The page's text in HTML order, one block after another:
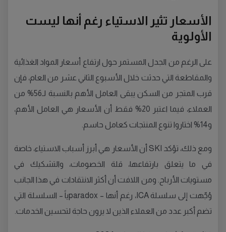
الأسعار تثير الاستياء رغم أنها ليست
الأولوية
على الرغم من الجدل المستمر حول ارتفاع أسعار المواد الغذائية
والمقاطعة التي حدثت خلال الأسبوع الثاني عشر من العام، فإن
قرب المتجر من السكن يبقى العامل الأهم بالنسبة لـ56% من
العملاء، فيما اعتبر 20% فقط أن الأسعار هي العامل الأهم،
و14% اختاروا تنوع المنتجات كعامل حاسم.
ومع ذلك، تؤكد SKI أن الأسعار هي أبرز أسباب الاستياء، خاصة
في ما يتعلق بارتفاعها، قلة الخصومات، والتشكيك في
مستويات الأرباح. ومن اللافت أن أكثر الانتقادات في هذا الجانب
وُجّهت إلى سلسلة ICA، رغم أنها – paradoxياً – السلسلة التي
تضم أكبر عدد من العملاء الذين لا يرون حاجة لتحسين الخدمات.